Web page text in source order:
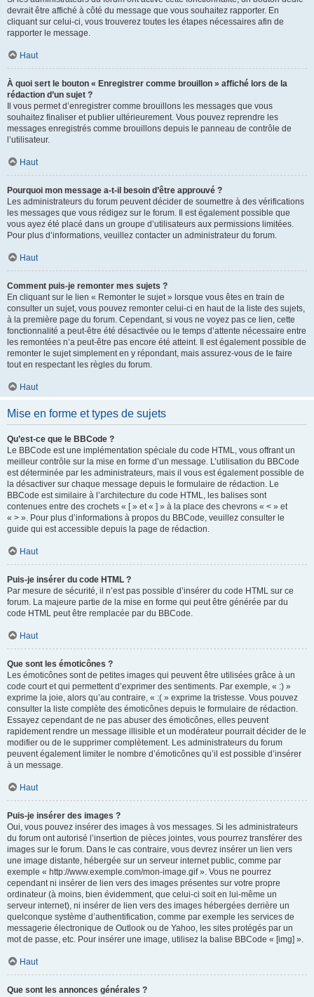
devrait être affiché à côté du message que vous souhaitez rapporter. En
cliquant sur celui-ci, vous trouverez toutes les étapes nécessaires afin de
rapporter le message.
Haut
À quoi sert le bouton « Enregistrer comme brouillon » affiché lors de la
rédaction d’un sujet ?
Il vous permet d’enregistrer comme brouillons les messages que vous
souhaitez finaliser et publier ultérieurement. Vous pouvez reprendre les
messages enregistrés comme brouillons depuis le panneau de contrôle de
l’utilisateur.
Haut
Pourquoi mon message a-t-il besoin d’être approuvé ?
Les administrateurs du forum peuvent décider de soumettre à des vérifications
les messages que vous rédigez sur le forum. Il est également possible que
vous ayez été placé dans un groupe d’utilisateurs aux permissions limitées.
Pour plus d’informations, veuillez contacter un administrateur du forum.
Haut
Comment puis-je remonter mes sujets ?
En cliquant sur le lien « Remonter le sujet » lorsque vous êtes en train de
consulter un sujet, vous pouvez remonter celui-ci en haut de la liste des sujets,
à la première page du forum. Cependant, si vous ne voyez pas ce lien, cette
fonctionnalité a peut-être été désactivée ou le temps d’attente nécessaire entre
les remontées n’a peut-être pas encore été atteint. Il est également possible de
remonter le sujet simplement en y répondant, mais assurez-vous de le faire
tout en respectant les règles du forum.
Haut
Mise en forme et types de sujets
Qu’est-ce que le BBCode ?
Le BBCode est une implémentation spéciale du code HTML, vous offrant un
meilleur contrôle sur la mise en forme d’un message. L’utilisation du BBCode
est déterminée par les administrateurs, mais il vous est également possible de
la désactiver sur chaque message depuis le formulaire de rédaction. Le
BBCode est similaire à l’architecture du code HTML, les balises sont
contenues entre des crochets « [ » et « ] » à la place des chevrons « < » et
« > ». Pour plus d’informations à propos du BBCode, veuillez consulter le
guide qui est accessible depuis la page de rédaction.
Haut
Puis-je insérer du code HTML ?
Par mesure de sécurité, il n’est pas possible d’insérer du code HTML sur ce
forum. La majeure partie de la mise en forme qui peut être générée par du
code HTML peut être remplacée par du BBCode.
Haut
Que sont les émoticônes ?
Les émoticônes sont de petites images qui peuvent être utilisées grâce à un
code court et qui permettent d’exprimer des sentiments. Par exemple, « :) »
exprime la joie, alors qu’au contraire, « :( » exprime la tristesse. Vous pouvez
consulter la liste complète des émoticônes depuis le formulaire de rédaction.
Essayez cependant de ne pas abuser des émoticônes, elles peuvent
rapidement rendre un message illisible et un modérateur pourrait décider de le
modifier ou de le supprimer complètement. Les administrateurs du forum
peuvent également limiter le nombre d’émoticônes qu’il est possible d’insérer
à un message.
Haut
Puis-je insérer des images ?
Oui, vous pouvez insérer des images à vos messages. Si les administrateurs
du forum ont autorisé l’insertion de pièces jointes, vous pourrez transférer des
images sur le forum. Dans le cas contraire, vous devrez insérer un lien vers
une image distante, hébergée sur un serveur internet public, comme par
exemple « http://www.exemple.com/mon-image.gif ». Vous ne pourrez
cependant ni insérer de lien vers des images présentes sur votre propre
ordinateur (à moins, bien évidemment, que celui-ci soit en lui-même un
serveur internet), ni insérer de lien vers des images hébergées derrière un
quelconque système d’authentification, comme par exemple les services de
messagerie électronique de Outlook ou de Yahoo, les sites protégés par un
mot de passe, etc. Pour insérer une image, utilisez la balise BBCode « [img] ».
Haut
Que sont les annonces générales ?